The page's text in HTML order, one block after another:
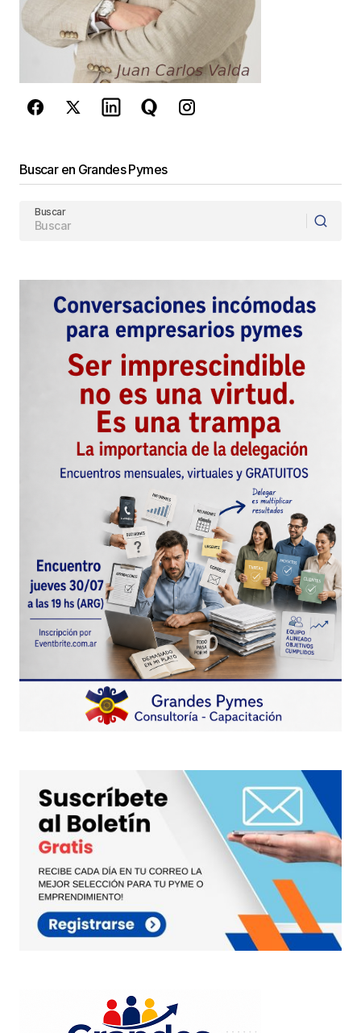
privacidady losTérminos del servicio
de Googlese aplican.
Enviar Comentario
Buscar en Grandes Pymes
Buscar